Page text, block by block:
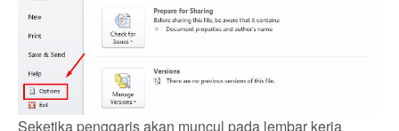
Seketika penggaris akan muncul pada lembar kerja